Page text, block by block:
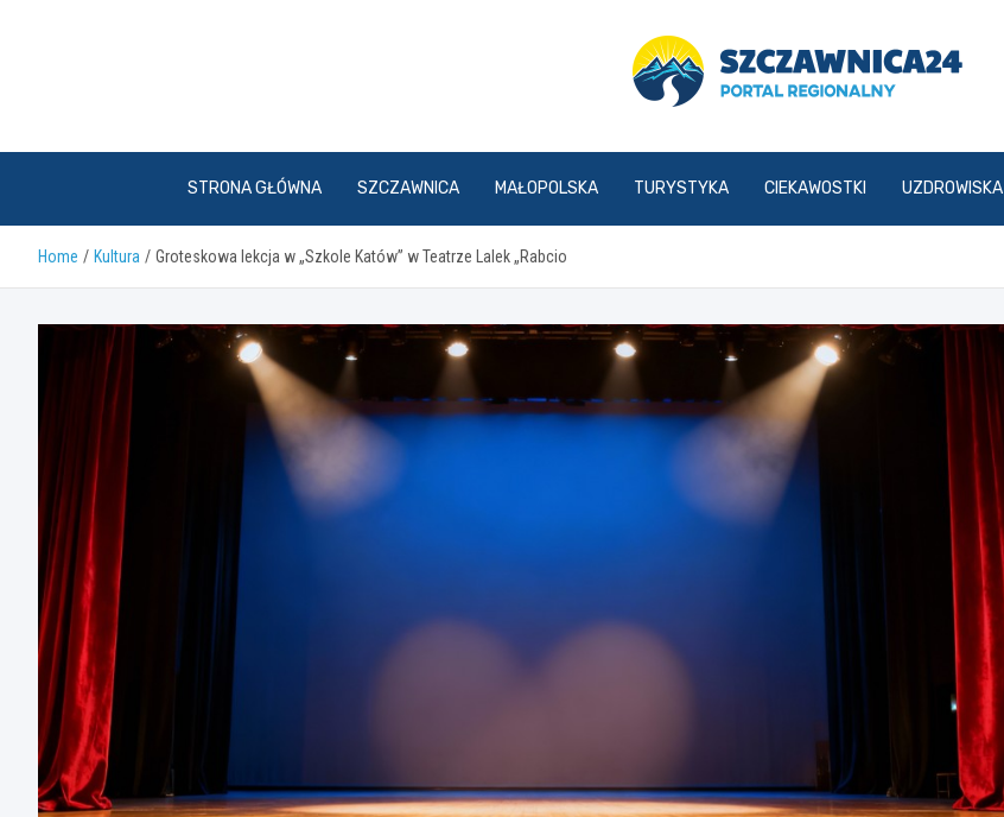
szczawnica24.pl
STRONA GŁÓWNA SZCZAWNICA MAŁOPOLSKA TURYSTYKA CIEKAWOSTKI UZDROWISKA
Home Kultura Groteskowa lekcja w „Szkole Katów” w Teatrze Lalek „Rabcio